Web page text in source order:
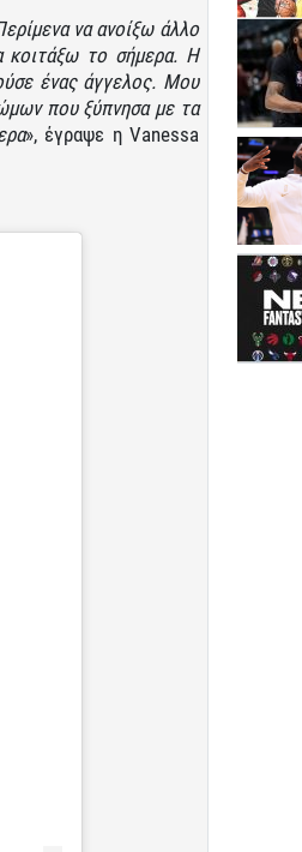
να ανοίξω άλλο
κοιτάξω το σήμερα. Η
ένας άγγελος. Μου
που ξύπνησα με τα
», έγραψε η Vanessa